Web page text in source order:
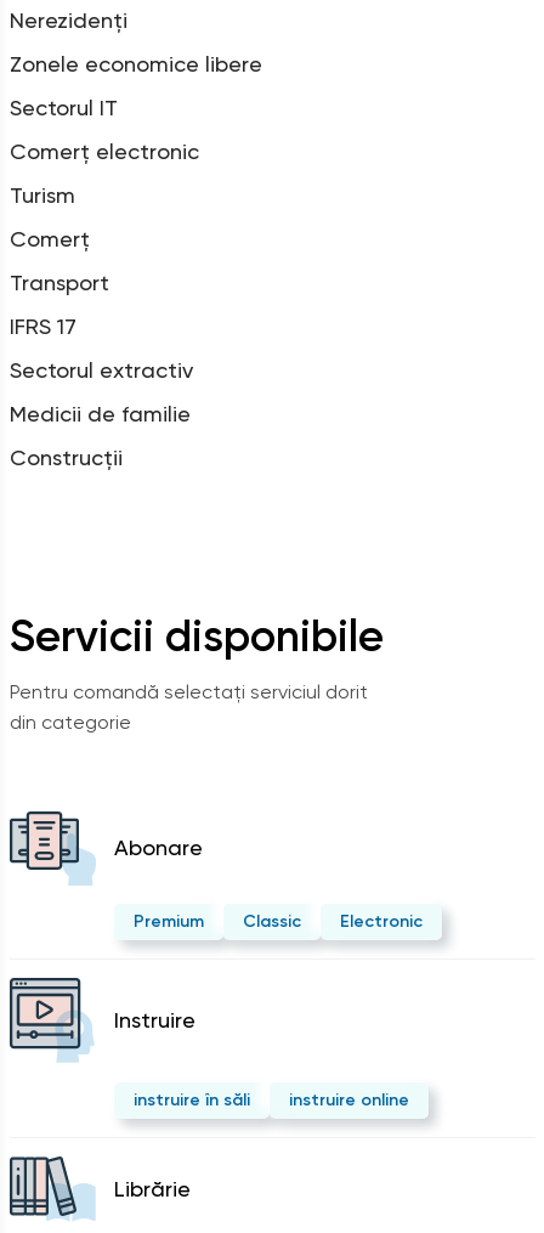
Nerezidenți
Zonele economice libere
Sectorul IT
Comerț electronic
Turism
Comerț
Transport
IFRS 17
Sectorul extractiv
Medicii de familie
Construcții
Servicii disponibile
Pentru comandă selectați serviciul dorit
din categorie
Abonare
Premium Classic Electronic
Instruire
instruire în săli instruire online
Librărie